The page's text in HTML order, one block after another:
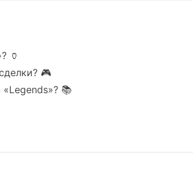
🏺
🎮
📚